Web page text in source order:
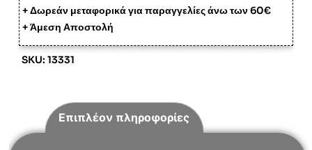
+ Δωρεάν μεταφορικά για παραγγελίες άνω των 60€
+ Άμεση Αποστολή
SKU: 13331
Επιπλέον πληροφορίες